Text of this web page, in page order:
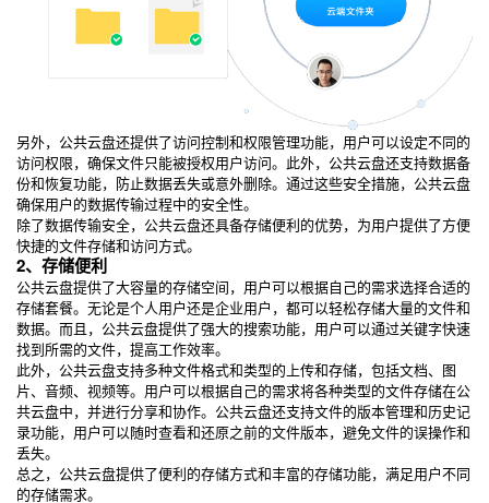
另外，公共云盘还提供了访问控制和权限管理功能，用户可以设定不同的
访问权限，确保文件只能被授权用户访问。此外，公共云盘还支持数据备
份和恢复功能，防止数据丢失或意外删除。通过这些安全措施，公共云盘
确保用户的数据传输过程中的安全性。
除了数据传输安全，公共云盘还具备存储便利的优势，为用户提供了方便
快捷的文件存储和访问方式。
2、存储便利
公共云盘提供了大容量的存储空间，用户可以根据自己的需求选择合适的
存储套餐。无论是个人用户还是企业用户，都可以轻松存储大量的文件和
数据。而且，公共云盘提供了强大的搜索功能，用户可以通过关键字快速
找到所需的文件，提高工作效率。
此外，公共云盘支持多种文件格式和类型的上传和存储，包括文档、图
片、音频、视频等。用户可以根据自己的需求将各种类型的文件存储在公
共云盘中，并进行分享和协作。公共云盘还支持文件的版本管理和历史记
录功能，用户可以随时查看和还原之前的文件版本，避免文件的误操作和
丢失。
总之，公共云盘提供了便利的存储方式和丰富的存储功能，满足用户不同
的存储需求。